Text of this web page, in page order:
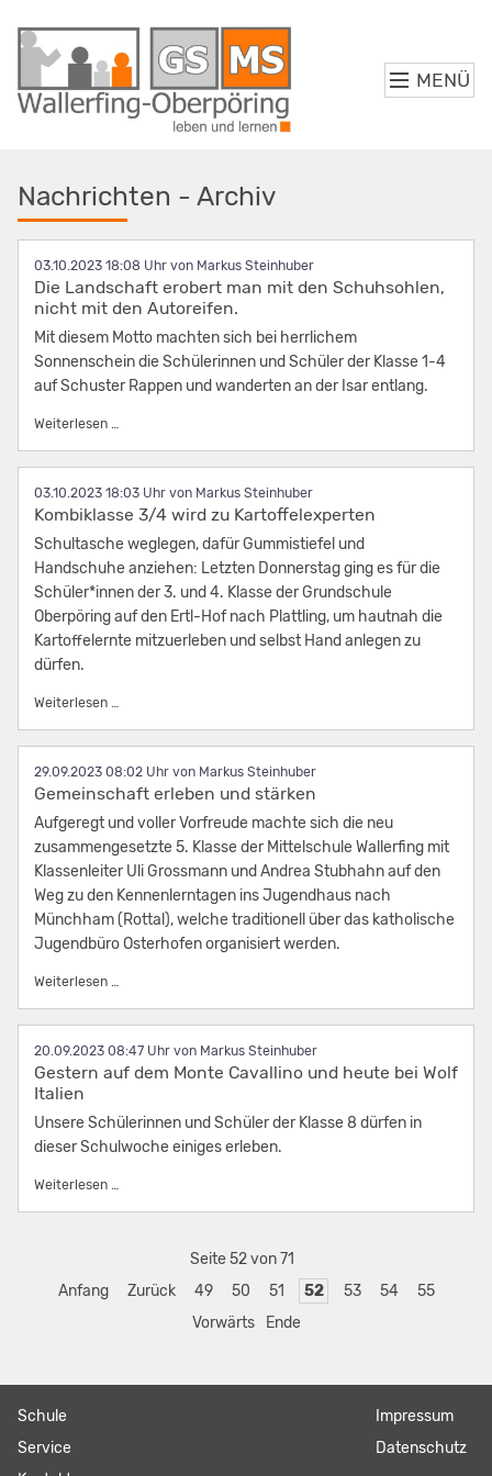
MENÜ
Nachrichten - Archiv
03.10.2023 18:08 von Markus Steinhuber
Die Landschaft erobert man mit den Schuhsohlen,
nicht mit den Autoreifen.
Mit diesem Motto machten sich bei herrlichem
Sonnenschein die Schülerinnen und Schüler der Klasse 1-4
auf Schuster Rappen und wanderten an der Isar entlang.
Weiterlesen …
03.10.2023 18:03 von Markus Steinhuber
Kombiklasse 3/4 wird zu Kartoffelexperten
Schultasche weglegen, dafür Gummistiefel und
Handschuhe anziehen: Letzten Donnerstag ging es für die
Schüler*innen der 3. und 4. Klasse der Grundschule
Oberpöring auf den Ertl-Hof nach Plattling, um hautnah die
Kartoffelernte mitzuerleben und selbst Hand anlegen zu
dürfen.
Weiterlesen …
29.09.2023 08:02 von Markus Steinhuber
Gemeinschaft erleben und stärken
Aufgeregt und voller Vorfreude machte sich die neu
zusammengesetzte 5. Klasse der Mittelschule Wallerfing mit
Klassenleiter Uli Grossmann und Andrea Stubhahn auf den
Weg zu den Kennenlerntagen ins Jugendhaus nach
Münchham (Rottal), welche traditionell über das katholische
Jugendbüro Osterhofen organisiert werden.
Weiterlesen …
20.09.2023 08:47 von Markus Steinhuber
Gestern auf dem Monte Cavallino und heute bei Wolf
Italien
Unsere Schülerinnen und Schüler der Klasse 8 dürfen in
dieser Schulwoche einiges erleben.
Weiterlesen …
Seite 52 von 71
Anfang
Zurück 49 50 51 52 53 54
55
Vorwärts
Ende
Navigation
überspringen
Schule
Service
Navigation
überspringen
Impressum
Datenschutz